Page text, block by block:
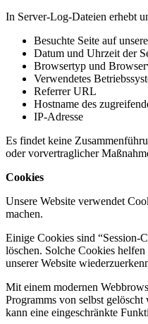
In Server-Log-Dateien erhebt
Besuchte Seite auf
Datum und Uhrzeit der
Browsertyp und
Verwendetes
Referrer URL
Hostname des
IP-Adresse
Es findet keine
oder vorvertraglicher
Cookies
Unsere Website verwendet
machen.
Einige Cookies sind “Session-
löschen. Solche Cookies
unserer Website
Mit einem modernen
Programms von selbst
kann eine eingeschränkte